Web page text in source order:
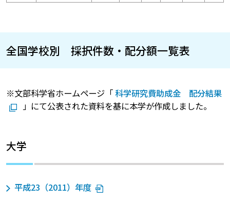
全国学校別 採択件数・配分額一覧表
※文部科学省ホームページ「科学研究費助成金 配分結果
」にて公表された資料を基に本学が作成しました。
大学
平成23（2011）年度